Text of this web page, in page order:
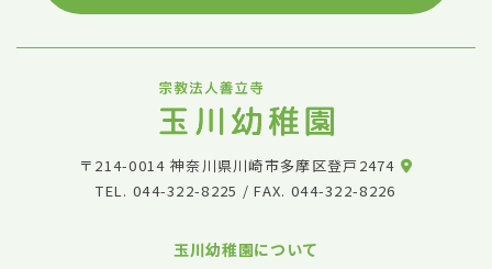
〒214-0014 神奈川県川崎市多摩区登戸2474
TEL. 044-322-8225 / FAX. 044-322-8226
玉川幼稚園について